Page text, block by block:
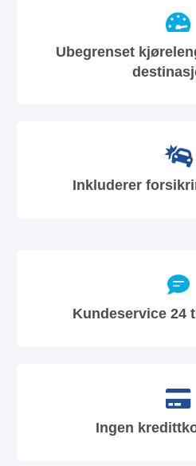
Ubegrenset
Inkluderer
Kundeservice 24
Ingen